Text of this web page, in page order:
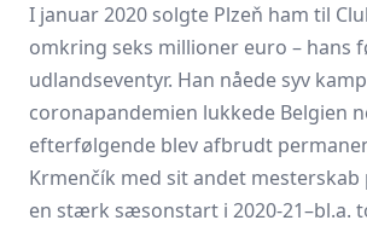
I januar 2020 solgte Plzeň ham til
omkring seks millioner euro – hans
udlandseventyr. Han nåede syv
coronapandemien lukkede Belgien
efterfølgende blev afbrudt
Krmenčík med sit andet mesterskab
en stærk sæsonstart i 2020-21–bl.a.